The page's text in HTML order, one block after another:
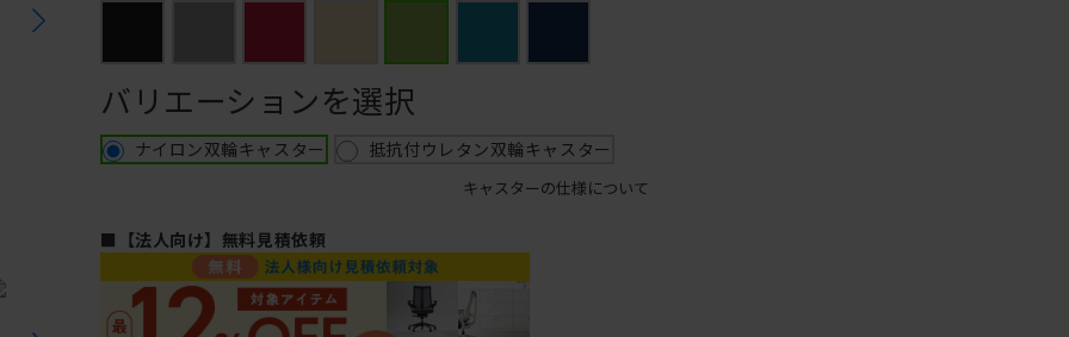
バリエーションを選択
ナイロン双輪キャスター 抵抗付ウレタン双輪キャスター
キャスターの仕様について
■【法人向け】無料見積依頼